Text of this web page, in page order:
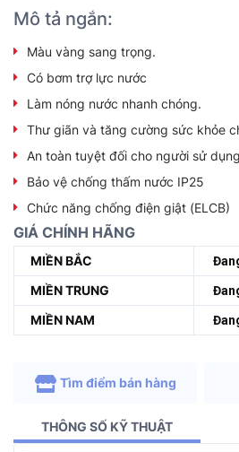
Mô tả ngắn:
Màu vàng sang trọng.
Có bơm trợ lực nước
Làm nóng nước nhanh chóng.
Thư giãn và tăng cường sức khỏe
An toàn tuyệt đối cho người sử
Bảo vệ chống thấm nước IP25
Chức năng chống điện giật (ELCB)
GIÁ CHÍNH HÃNG
MIỀN BẮC
MIỀN TRUNG
MIỀN NAM
Tìm điểm bán hàng
THÔNG SỐ KỸ THUẬT